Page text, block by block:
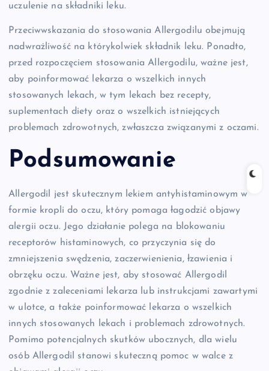
uczulenie na składniki leku.
Przeciwwskazania do stosowania Allergodilu obejmują
nadwrażliwość na którykolwiek składnik leku. Ponadto,
przed rozpoczęciem stosowania Allergodilu, ważne jest,
aby poinformować lekarza o wszelkich innych
stosowanych lekach, w tym lekach bez recepty,
suplementach diety oraz o wszelkich istniejących
problemach zdrowotnych, zwłaszcza związanymi z oczami.
Podsumowanie
Allergodil jest skutecznym lekiem antyhistaminowym w
formie kropli do oczu, który pomaga łagodzić objawy
alergii oczu. Jego działanie polega na blokowaniu
receptorów histaminowych, co przyczynia się do
zmniejszenia swędzenia, zaczerwienienia, łzawienia i
obrzęku oczu. Ważne jest, aby stosować Allergodil
zgodnie z zaleceniami lekarza lub instrukcjami zawartymi
w ulotce, a także poinformować lekarza o wszelkich
innych stosowanych lekach i problemach zdrowotnych.
Pomimo potencjalnych skutków ubocznych, dla wielu
osób Allergodil stanowi skuteczną pomoc w walce z